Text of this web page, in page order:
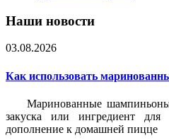
Наши новости
03.08.2026
Как использовать
Маринованные
закуска или ингредиент
дополнение к домашней пицце